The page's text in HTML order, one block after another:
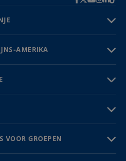
AMERIKA
VOOR GROEPEN